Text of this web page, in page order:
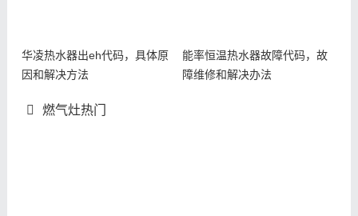
华凌热水器出eh代码，具体原
因和解决方法
能率恒温热水器故障代码，故
障维修和解决办法
燃气灶热门